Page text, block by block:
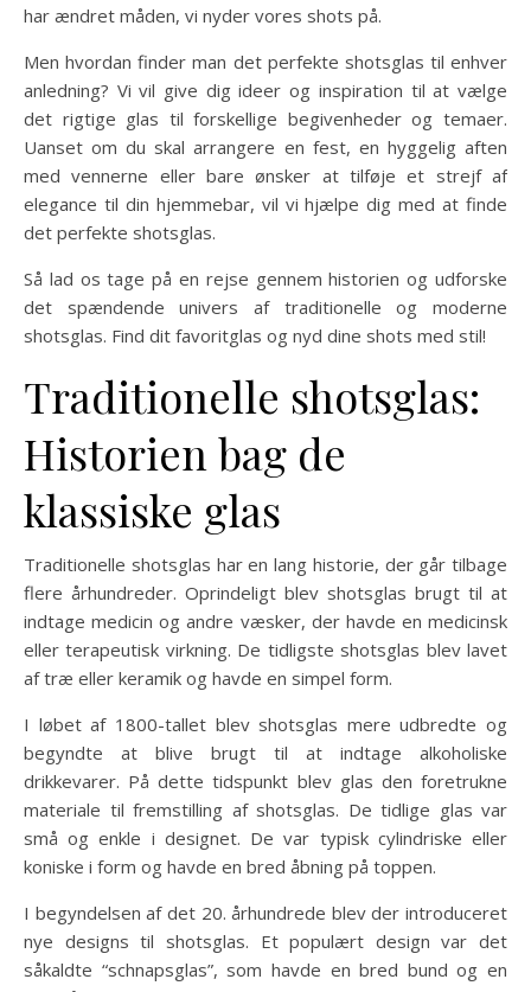
har ændret måden, vi nyder vores shots på.
Men hvordan finder man det perfekte shotsglas til enhver
anledning? Vi vil give dig ideer og inspiration til at vælge
det rigtige glas til forskellige begivenheder og temaer.
Uanset om du skal arrangere en fest, en hyggelig aften
med vennerne eller bare ønsker at tilføje et strejf af
elegance til din hjemmebar, vil vi hjælpe dig med at finde
det perfekte shotsglas.
Så lad os tage på en rejse gennem historien og udforske
det spændende univers af traditionelle og moderne
shotsglas. Find dit favoritglas og nyd dine shots med stil!
Traditionelle shotsglas:
Historien bag de
klassiske glas
Traditionelle shotsglas har en lang historie, der går tilbage
flere århundreder. Oprindeligt blev shotsglas brugt til at
indtage medicin og andre væsker, der havde en medicinsk
eller terapeutisk virkning. De tidligste shotsglas blev lavet
af træ eller keramik og havde en simpel form.
I løbet af 1800-tallet blev shotsglas mere udbredte og
begyndte at blive brugt til at indtage alkoholiske
drikkevarer. På dette tidspunkt blev glas den foretrukne
materiale til fremstilling af shotsglas. De tidlige glas var
små og enkle i designet. De var typisk cylindriske eller
koniske i form og havde en bred åbning på toppen.
I begyndelsen af det 20. århundrede blev der introduceret
nye designs til shotsglas. Et populært design var det
såkaldte “schnapsglas”, som havde en bred bund og en